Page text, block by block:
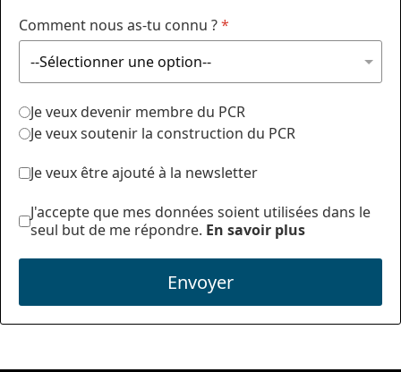
Comment nous as-tu connu ?*
Je veux devenir membre du PCR
Je veux soutenir la construction du PCR
Je veux être ajouté à la newsletter
J'accepte que mes données soient utilisées dans le
seul but de me répondre. En savoir plus
Envoyer